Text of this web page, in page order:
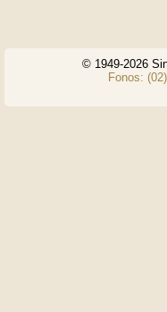
© 1949-2026
Fonos: